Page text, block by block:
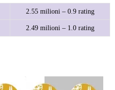
2.55 milioni – 0.9 rating
2.49 milioni – 1.0 rating